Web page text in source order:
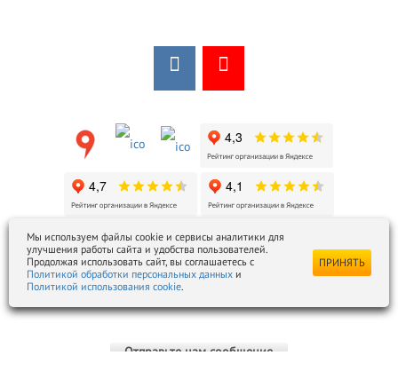
ezois@ezois-es.ru- отдел продаж
snab@ezois-es.ru- отдел комплексных поставок
office@ezois-es.ru- почта для предложений
Отправьте нам сообщение
Мы используем файлы cookie и сервисы аналитики для
улучшения работы сайта и удобства пользователей.
Продолжая использовать сайт, вы соглашаетесь с
Политикой обработки персональных данных и
Политикой использования cookie.
ПРИНЯТЬ